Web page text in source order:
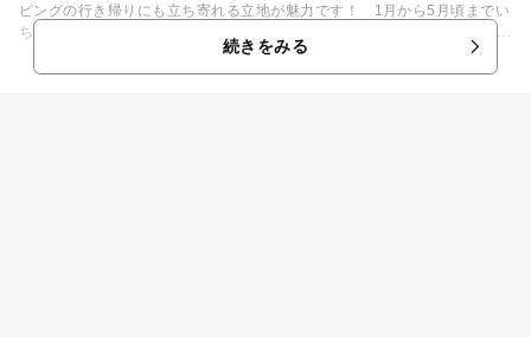
ピングの行き帰りにも立ち寄れる立地が魅力です！ 1月から5月頃までい
ちご狩りが楽しめます。 いちご狩りは高設栽培を採用しているので、清潔
で子どもでも摘み取りやすく、ベビーカーでも大丈夫です。栽培品種は章
姫と紅ほっぺ。他にもやよい姫やかおり野にも出会えることも。30分食べ
続きをみる